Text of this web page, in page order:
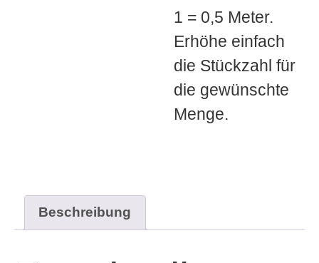
1 = 0,5 Meter.
Erhöhe einfach
die Stückzahl für
die gewünschte
Menge.
Beschreibung